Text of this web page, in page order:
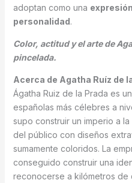
adoptan como una
personalidad.
Color, actitud y el arte de
pincelada.
Acerca de Agatha Ruíz de
Ágatha Ruiz de la Prada es
españolas más célebres a
supo construir un imperio a
del público con diseños
sumamente coloridos. La
conseguido construir una
reconocerse a kilómetros de